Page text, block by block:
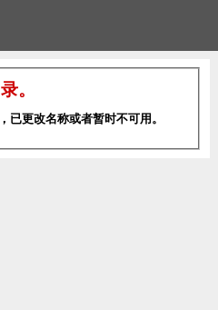
。
已更改名称或者暂时不可用。